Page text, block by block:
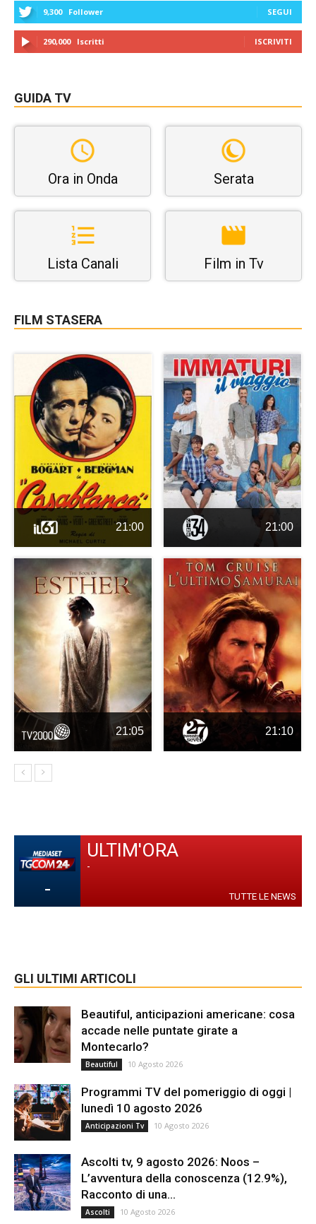
9,300 Follower SEGUI
290,000 Iscritti ISCRIVITI
GUIDA TV
Ora in Onda Serata
Lista Canali Film in Tv
FILM STASERA
21:00 21:00
21:05 21:10
-
ULTIM'ORA
-
TUTTE LE NEWS
GLI ULTIMI ARTICOLI
Beautiful, anticipazioni americane: cosa
accade nelle puntate girate a
Montecarlo?
Beautiful 10 Agosto 2026
Programmi TV del pomeriggio di oggi |
lunedì 10 agosto 2026
Anticipazioni Tv 10 Agosto 2026
Ascolti tv, 9 agosto 2026: Noos –
L’avventura della conoscenza (12.9%),
Racconto di una...
Ascolti 10 Agosto 2026